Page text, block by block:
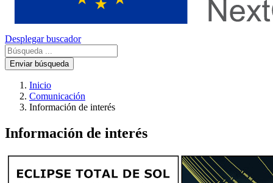
Desplegar buscador
Enviar búsqueda
Inicio
Comunicación
Información de interés
Información de interés